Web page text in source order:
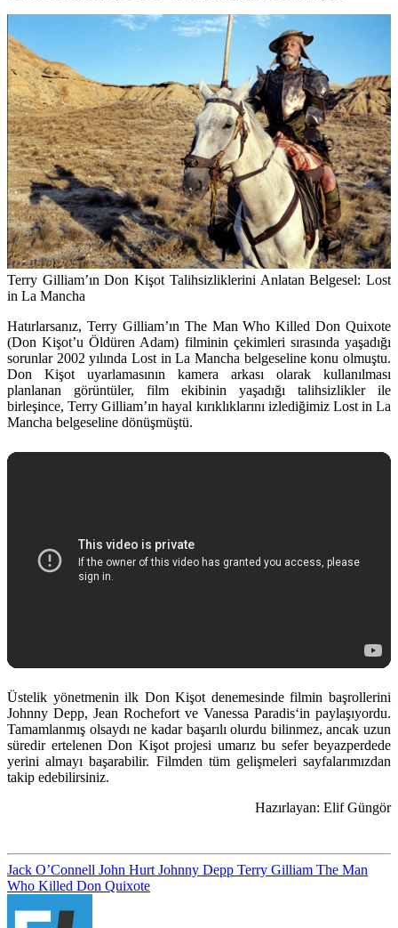
Terry Gilliam’ın Don Kişot Talihsizliklerini Anlatan Belgesel: Lost
in La Mancha
Hatırlarsanız, Terry Gilliam’ın The Man Who Killed Don Quixote
(Don Kişot’u Öldüren Adam) filminin çekimleri sırasında yaşadığı
sorunlar 2002 yılında Lost in La Mancha belgeseline konu olmuştu.
Don Kişot uyarlamasının kamera arkası olarak kullanılması
planlanan görüntüler, film ekibinin yaşadığı talihsizlikler ile
birleşince, Terry Gilliam’ın hayal kırıklıklarını izlediğimiz Lost in La
Mancha belgeseline dönüşmüştü.
Üstelik yönetmenin ilk Don Kişot denemesinde filmin başrollerini
Johnny Depp, Jean Rochefort ve Vanessa Paradis‘in paylaşıyordu.
Tamamlanmış olsaydı ne kadar başarılı olurdu bilinmez, ancak uzun
süredir ertelenen Don Kişot projesi umarız bu sefer beyazperdede
yerini almayı başarabilir. Filmden tüm gelişmeleri sayfalarımızdan
takip edebilirsiniz.
Hazırlayan: Elif Güngör
Jack O’Connell John Hurt Johnny Depp Terry Gilliam The Man
Who Killed Don Quixote